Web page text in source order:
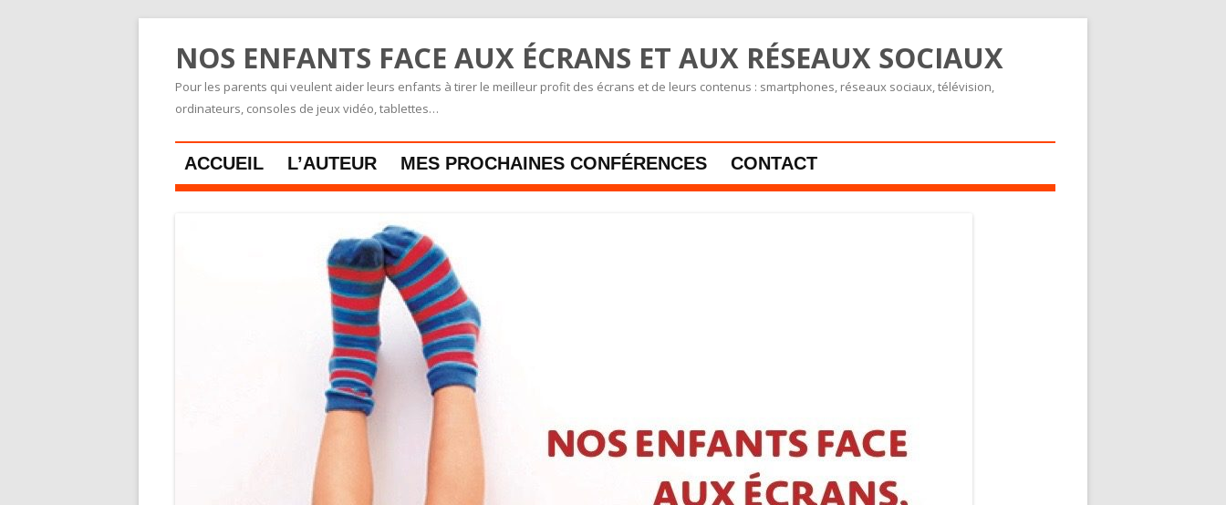
NOS ENFANTS FACE AUX ÉCRANS ET AUX RÉSEAUX SOCIAUX
Pour les parents qui veulent aider leurs enfants à tirer le meilleur profit des écrans et de leurs contenus : smartphones, réseaux sociaux, télévision,
ordinateurs, consoles de jeux vidéo, tablettes…
Skip to content
ACCUEIL L’AUTEUR MES PROCHAINES CONFÉRENCES CONTACT